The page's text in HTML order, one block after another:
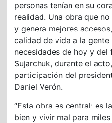
personas tenían en su
realidad. Una obra que
y genera mejores
calidad de vida a la gente
necesidades de hoy y del
Sujarchuk, durante el
participación del
Daniel Verón.
“Esta obra es central: es
bien y vivir mal para